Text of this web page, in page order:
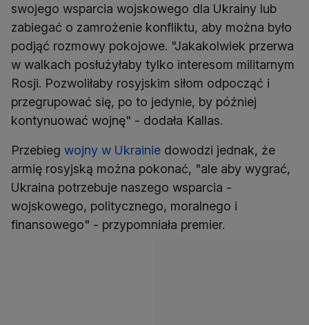
swojego wsparcia wojskowego dla Ukrainy lub
zabiegać o zamrożenie konfliktu, aby można było
podjąć rozmowy pokojowe. "Jakakolwiek przerwa
w walkach posłużyłaby tylko interesom militarnym
Rosji. Pozwoliłaby rosyjskim siłom odpocząć i
przegrupować się, po to jedynie, by później
kontynuować wojnę" - dodała Kallas.
Przebieg wojny w Ukrainie dowodzi jednak, że
armię rosyjską można pokonać, "ale aby wygrać,
Ukraina potrzebuje naszego wsparcia -
wojskowego, politycznego, moralnego i
finansowego" - przypomniała premier.